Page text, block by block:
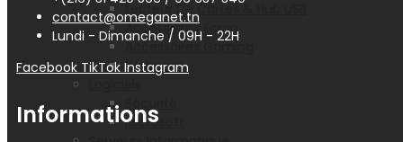
Lecteur De Cartes & Hub USB
Accessoires Ecran
Accessoires Gaming
Webcam
Microsoft
contact@omeganet.tn
Lundi - Dimanche / 09H - 22H
Facebook TikTok Instagram
Informations